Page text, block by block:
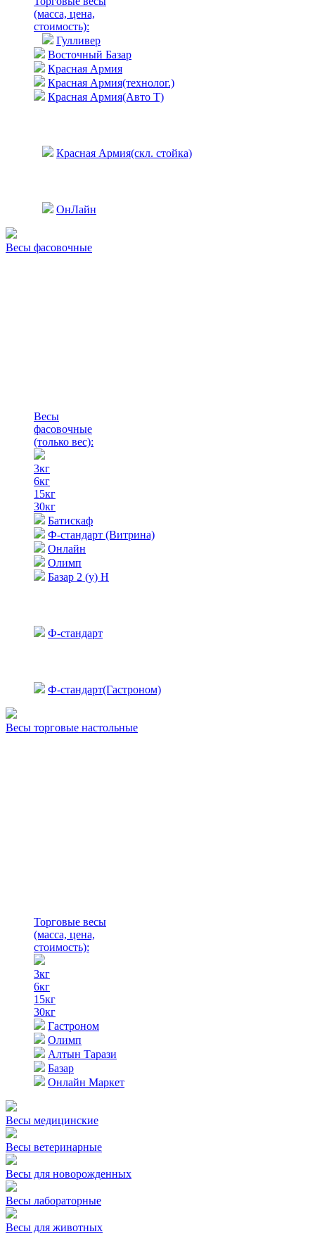
(масса, цена,
стоимость):
Гулливер
Восточный Базар
Красная Армия
Красная Армия(технолог.)
Красная Армия(Авто Т)
Красная Армия(скл. стойка)
ОнЛайн
Весы фасовочные
Весы
фасовочные
(только вес):
3кг
6кг
15кг
30кг
Батискаф
Ф-стандарт (Витрина)
Онлайн
Олимп
Базар 2 (у) Н
Ф-стандарт
Ф-стандарт(Гастроном)
Весы торговые настольные
Торговые весы
(масса, цена,
стоимость):
3кг
6кг
15кг
30кг
Гастроном
Олимп
Алтын Тарази
Базар
Онлайн Маркет
Весы медицинские
Весы ветеринарные
Весы для новорожденных
Весы лабораторные
Весы для животных